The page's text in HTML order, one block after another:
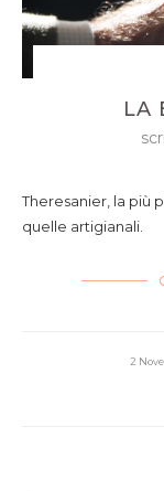
LA
Theresanier, la più
quelle artigianali.
2